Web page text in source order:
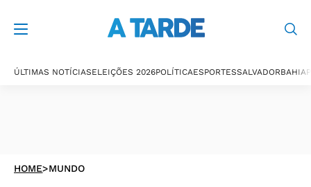
ÚLTIMAS NOTÍCIASELEIÇÕES 2026POLÍTICAESPORTESSALVADORBAHIA
HOME>MUNDO